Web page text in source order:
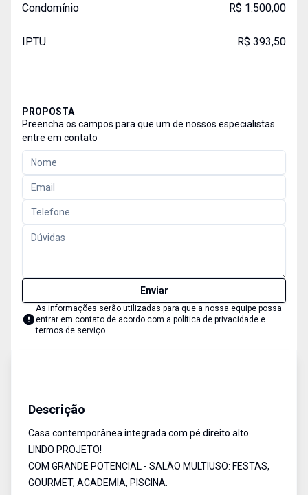
Condomínio R$ 1.500,00
IPTU R$ 393,50
PROPOSTA
Preencha os campos para que um de nossos especialistas
entre em contato
Enviar
As informações serão utilizadas para que a nossa equipe possa
entrar em contato de acordo com a política de privacidade e
termos de serviço
Descrição
Casa contemporânea integrada com pé direito alto.
LINDO PROJETO!
COM GRANDE POTENCIAL - SALÃO MULTIUSO: FESTAS,
GOURMET, ACADEMIA, PISCINA.